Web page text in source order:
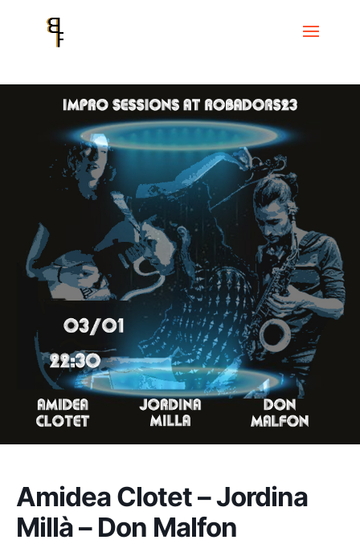
Amidea Clotet – Jordina Millà –
Don Malfon
Amidea Clotet – Jordina
Millà – Don Malfon